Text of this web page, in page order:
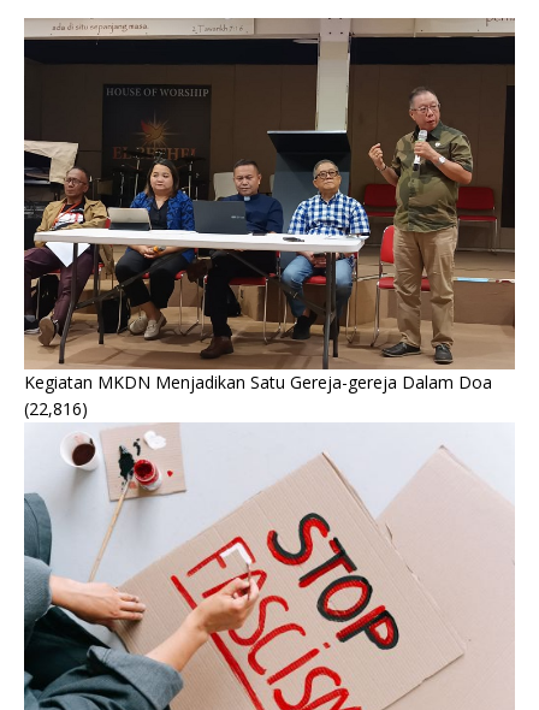
Kegiatan MKDN Menjadikan Satu Gereja-gereja Dalam Doa
(22,816)